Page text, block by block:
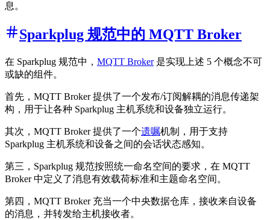
息。
Sparkplug 规范中的 MQTT Broker
在 Sparkplug 规范中， MQTT Broker是实现上述 5 个概念不可
或缺的组件。
首先，MQTT Broker 提供了一个发布/订阅解耦的消息传递架
构，用于让各种 Sparkplug 主机系统和设备独立运行。
其次，MQTT Broker 提供了一个遗嘱机制，用于支持
Sparkplug 主机系统和设备之间的会话状态感知。
第三，Sparkplug 规范按照统一命名空间的要求，在 MQTT
Broker 中定义了消息有效载荷标准和主题命名空间。
第四，MQTT Broker 充当一个中央数据仓库，接收来自设备
的消息，并转发给主机接收者。